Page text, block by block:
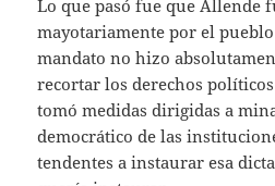
Lo que pasó fue que Allende
mayotariamente por el
mandato no hizo
recortar los derechos
tomó medidas dirigidas a
democrático de las
tendentes a instaurar esa